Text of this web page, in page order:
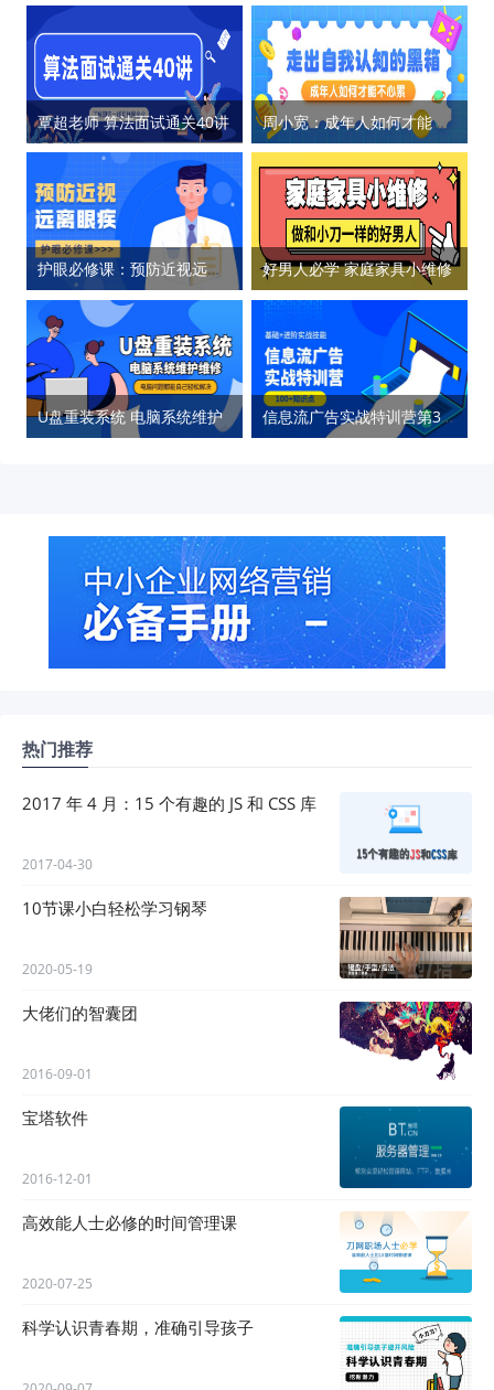
覃超老师 算法面试通关40讲 周小宽：成年人如何才能不心累
护眼必修课：预防近视远离眼疾 好男人必学 家庭家具小维修
U盘重装系统 电脑系统维护 信息流广告实战特训营第37期
热门推荐
2017 年 4 月：15 个有趣的 JS 和 CSS 库
2017-04-30
10节课小白轻松学习钢琴
2020-05-19
大佬们的智囊团
2016-09-01
宝塔软件
2016-12-01
高效能人士必修的时间管理课
2020-07-25
科学认识青春期，准确引导孩子